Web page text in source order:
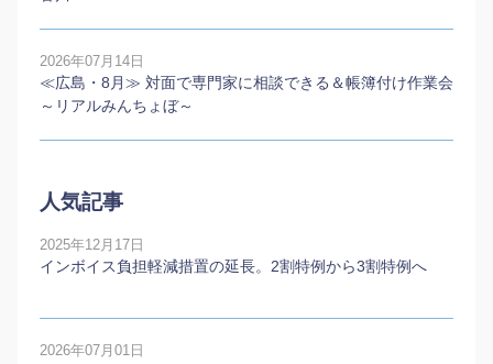
2026年07月14日
≪広島・8月≫ 対面で専門家に相談できる＆帳簿付け作業会
～リアルみんちょぼ～
人気記事
2025年12月17日
インボイス負担軽減措置の延長。2割特例から3割特例へ
2026年07月01日